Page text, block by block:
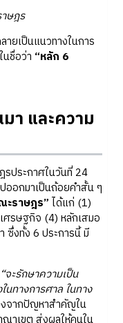
ษฎร
เป็นแนวทางในการ
ชื่อว่า “หลัก 6
า และความ
ระกาศในวันที่ 24
ออกมาเป็นถ้อยคำสั้น ๆ
ะราษฎร” ได้แก่ (1)
ศรษฐกิจ (4) หลักเสมอ
ซึ่งทั้ง 6 ประการนี้ มี
“จะรักษาความเป็น
นทางการศาล ในทาง
จากปัญหาสำคัญใน